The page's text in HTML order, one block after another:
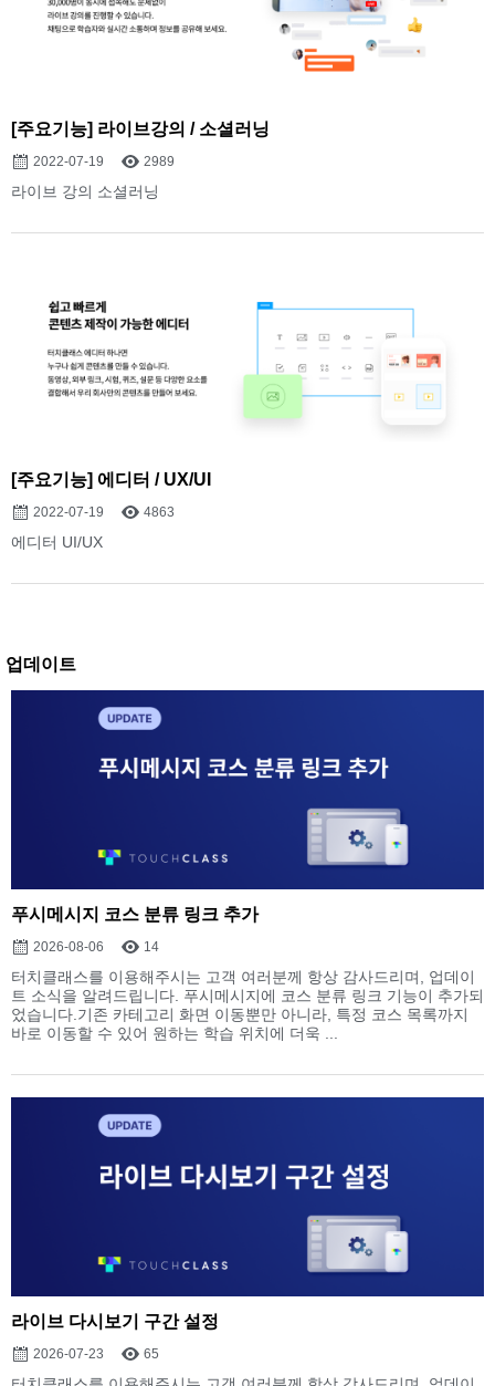
[주요기능] 라이브강의 / 소셜러닝
2022-07-19 2989
라이브 강의 소셜러닝
[주요기능] 에디터 / UX/UI
2022-07-19 4863
에디터 UI/UX
업데이트
푸시메시지 코스 분류 링크 추가
2026-08-06 14
터치클래스를 이용해주시는 고객 여러분께 항상 감사드리며, 업데이
트 소식을 알려드립니다. 푸시메시지에 코스 분류 링크 기능이 추가되
었습니다.기존 카테고리 화면 이동뿐만 아니라, 특정 코스 목록까지
바로 이동할 수 있어 원하는 학습 위치에 더욱 ...
라이브 다시보기 구간 설정
2026-07-23 65